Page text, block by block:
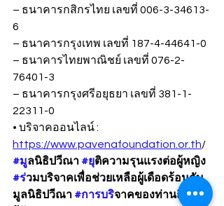
– ธนาคารกสิกรไทย เลขที่ 006-3-34613-
6
– ธนาคารกรุงเทพ เลขที่ 187-4-44641-0
– ธนาคารไทยพาณิชย์ เลขที่ 076-2-
76401-3
– ธนาคารกรุงศรีอยุธยา เลขที่ 381-1-
22311-0
• บริจาคออนไลน์ :
https://www.pavenafoundation.or.th/
#มูลนิธิปวีณา #ยุติความรุนแรงต่อผู้หญิง
#ร่วมบริจาคเพื่อช่วยเหลือผู้เดือดร้อนกับ
มูลนิธิปวีณา #การบริจาคของท่านถึงมือ